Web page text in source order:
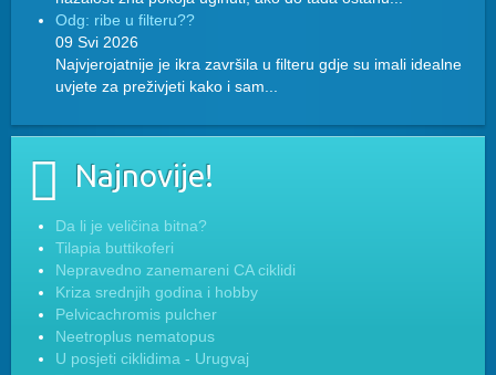
Odg: ribe u filteru??
09 Svi 2026
Najvjerojatnije je ikra završila u filteru gdje su imali idealne
uvjete za preživjeti kako i sam...
Najnovije!
Da li je veličina bitna?
Tilapia buttikoferi
Nepravedno zanemareni CA ciklidi
Kriza srednjih godina i hobby
Pelvicachromis pulcher
Neetroplus nematopus
U posjeti ciklidima - Urugvaj